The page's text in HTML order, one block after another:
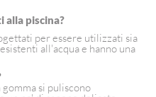
alla piscina?
per essere utilizzati sia
all'acqua e hanno una
gomma si puliscono